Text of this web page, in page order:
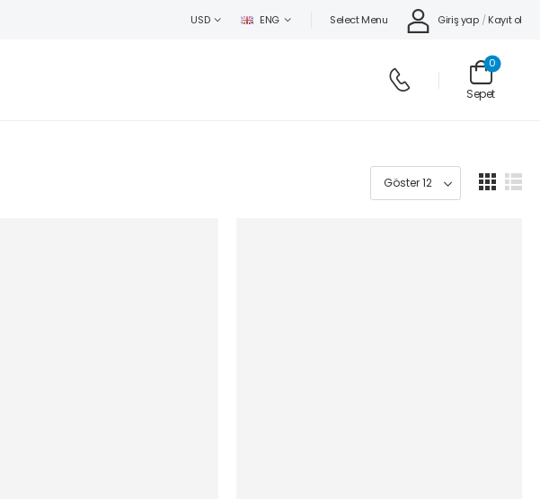
USD ENG Select Menu Giriş yap / Kayıt ol
Sepet
0